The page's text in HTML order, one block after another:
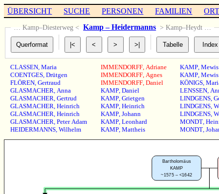
ÜBERSICHT SUCHE PERSONEN FAMILIEN
… Kamp–Diesterweg < Kamp – Heidermanns > Kamp–Heydt …
CLASSEN,Maria
COENTGES,Drütgen
FLÖREN,Gertraud
GLASMACHER,Anna
GLASMACHER,Gertrud
GLASMACHER,Heinrich
GLASMACHER,Heinrich
GLASMACHER,Peter Adam
HEIDERMANNS,Wilhelm
IMMENDORFF, Adriane
IMMENDORFF, Agnes
IMMENDORFF, Daniel
KAMP, Daniel
KAMP, Grietgen
KAMP, Heinrich
KAMP, Johann
KAMP, Leonhard
KAMP, Mattheis
KAMP, Mewis
KAMP, Mewis
KÖNIGS,
LENSSEN,
LINDGENS,
LINDGENS,
LINDGENS,
MONDT,
MONDT,
Bartholomäus
KAMP
~1575 – <1642